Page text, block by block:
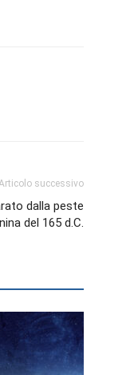
successivo
dalla peste
del 165 d.C.